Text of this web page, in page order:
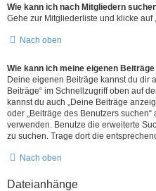
Wie kann ich nach Mitgliedern
Gehe zur Mitgliederliste und klicke auf
Nach oben
Wie kann ich meine eigenen
Deine eigenen Beiträge kannst du dir
Beiträge“ im Schnellzugriff oben auf
kannst du auch „Deine Beiträge
oder „Beiträge des Benutzers
verwenden. Benutze die erweiterte
zu suchen. Trage dort die
Nach oben
Dateianhänge